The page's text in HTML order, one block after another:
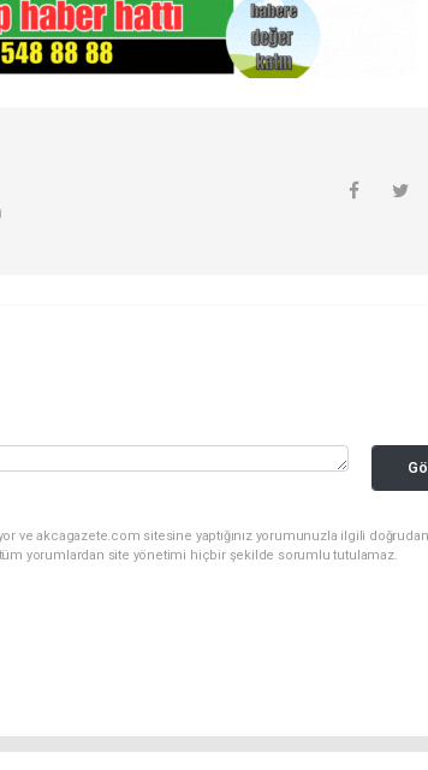
ve akcagazete.com sitesine yaptığınız yorumunuzla ilgili doğrudan
yorumlardan site yönetimi hiçbir şekilde sorumlu tutulamaz.